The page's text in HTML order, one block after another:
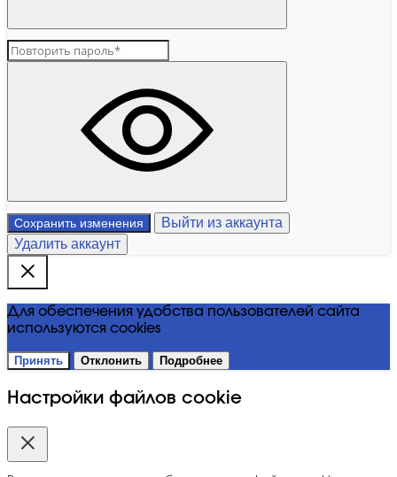
Сохранить изменения
Выйти из аккаунта
Удалить аккаунт
Для обеспечения удобства пользователей сайта
используются cookies
Принять Отклонить Подробнее
Настройки файлов cookie